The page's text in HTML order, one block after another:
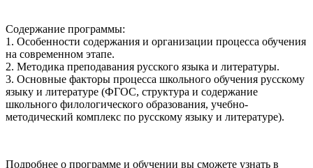
Содержание программы:
1. Особенности содержания и организации процесса обучения
на современном этапе.
2. Методика преподавания русского языка и литературы.
3. Основные факторы процесса школьного обучения русскому
языку и литературе (ФГОС, структура и содержание
школьного филологического образования, учебно-
методический комплекс по русскому языку и литературе).
Подробнее о программе и обучении вы сможете узнать в